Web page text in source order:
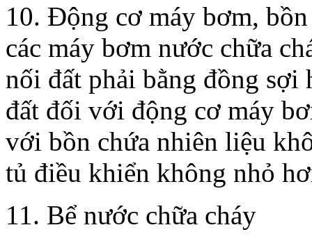
10. Động cơ máy bơm,
các máy bơm nước chữa
nối đất phải bằng đồng sợi
đất đối với động cơ máy
với bồn chứa nhiên liệu
tủ điều khiển không nhỏ
11. Bể nước chữa cháy